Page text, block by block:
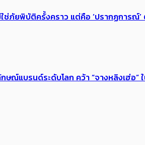
ใช่ภัยพิบัติครั้งคราว แต่คือ ‘ปรากฏการ
ษณ์แบรนด์ระดับโลก คว้า “จางหลิงเฮ่อ